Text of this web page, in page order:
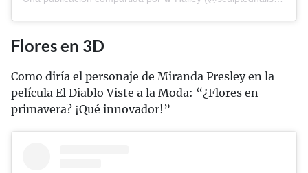
Flores en 3D
Como diría el personaje de Miranda Presley en la
película El Diablo Viste a la Moda: “¿Flores en
primavera? ¡Qué innovador!”